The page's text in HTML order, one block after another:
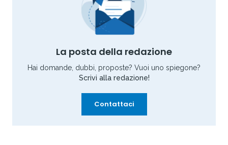
La posta della redazione
Hai domande, dubbi, proposte? Vuoi uno spiegone?
Scrivi alla redazione!
Contattaci